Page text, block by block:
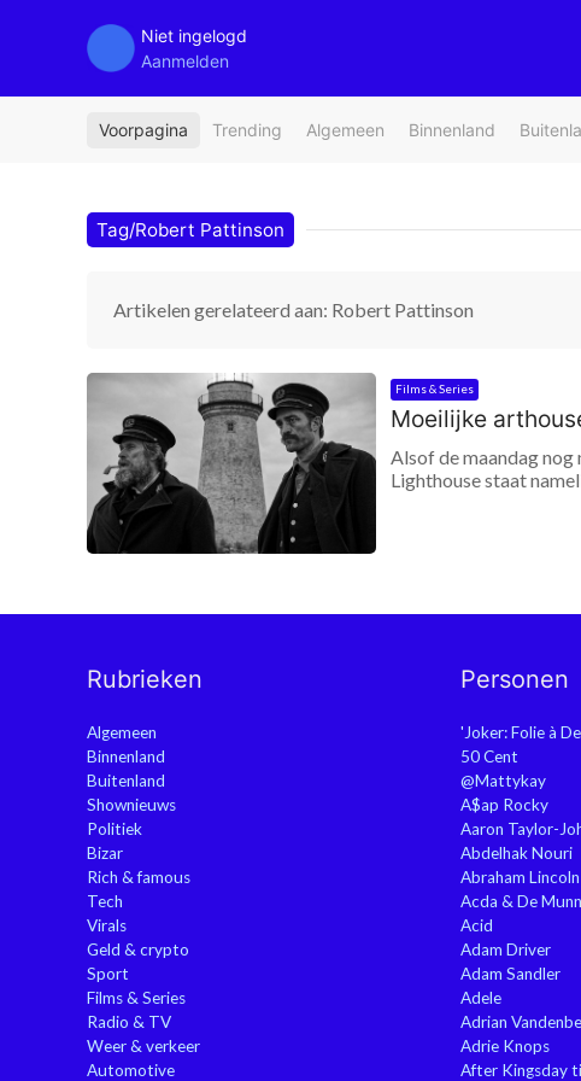
Niet ingelogd
Aanmelden
Voorpagina Trending Algemeen Binnenland
Tag/Robert Pattinson
Artikelen gerelateerd aan: Robert Pattinson
Films & Series
Moeilijke
Alsof de maandag nog
Lighthouse staat
Rubrieken
Algemeen
Binnenland
Buitenland
Shownieuws
Politiek
Bizar
Rich & famous
Tech
Virals
Geld & crypto
Sport
Films & Series
Radio & TV
Weer & verkeer
Automotive
Personen
'Joker: Folie à
50 Cent
@Mattykay
A$ap Rocky
Aaron Taylor-
Abdelhak Nouri
Abraham Lincoln
Acda & De
Acid
Adam Driver
Adam Sandler
Adele
Adrian
Adrie Knops
After Kingsday